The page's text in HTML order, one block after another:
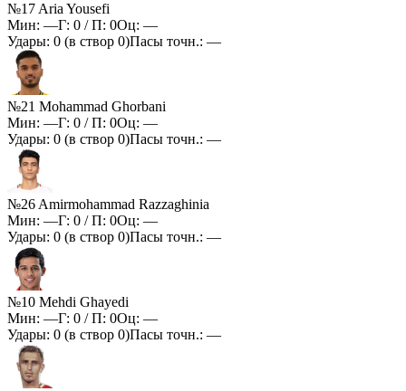
№17 Aria Yousefi
Мин: —Г: 0 / П: 0Оц: —
Удары: 0 (в створ 0)Пасы точн.: —
№21 Mohammad Ghorbani
Мин: —Г: 0 / П: 0Оц: —
Удары: 0 (в створ 0)Пасы точн.: —
№26 Amirmohammad Razzaghinia
Мин: —Г: 0 / П: 0Оц: —
Удары: 0 (в створ 0)Пасы точн.: —
№10 Mehdi Ghayedi
Мин: —Г: 0 / П: 0Оц: —
Удары: 0 (в створ 0)Пасы точн.: —